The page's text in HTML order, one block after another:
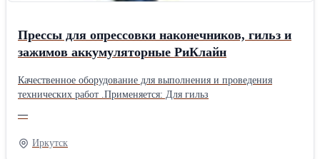
Прессы для опрессовки наконечников, гильз и
зажимов аккумуляторные РиКлайн
Качественное оборудование для выполнения и проведения
технических работ .Применяется: Для гильз
—
Иркутск